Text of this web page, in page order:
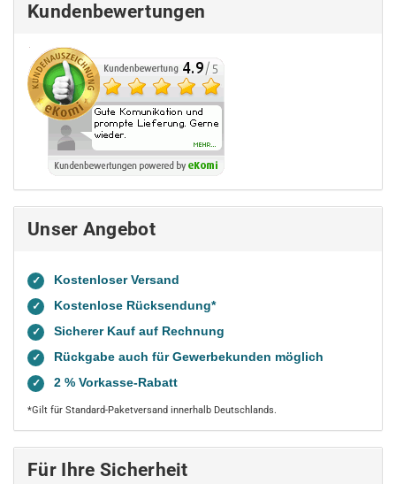
Kundenbewertungen
Unser Angebot
✓ Kostenloser Versand
✓ Kostenlose Rücksendung*
✓ Sicherer Kauf auf Rechnung
✓ Rückgabe auch für Gewerbekunden möglich
✓ 2 % Vorkasse-Rabatt
*Gilt für Standard-Paketversand innerhalb Deutschlands.
Für Ihre Sicherheit